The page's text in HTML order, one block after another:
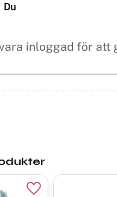
Du